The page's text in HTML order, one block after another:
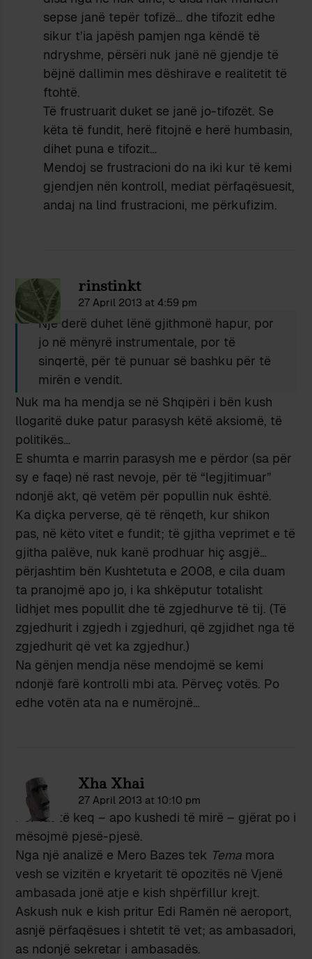
sepse janë tepër tofizë… dhe tifozit edhe
sikur t’ia japësh pamjen nga këndë të
ndryshme, përsëri nuk janë në gjendje të
bëjnë dallimin mes dëshirave e realitetit të
ftohtë.
Të frustruarit duket se janë jo-tifozët. Se
këta të fundit, herë fitojnë e herë humbasin,
dihet puna e tifozit…
Mendoj se frustracioni do na iki kur të kemi
gjendjen nën kontroll, mediat përfaqësuesit,
andaj na lind frustracioni, me përkufizim.
rinstinkt
27 April 2013 at 4:59 pm
Një derë duhet lënë gjithmonë hapur, por
jo në mënyrë instrumentale, por të
sinqertë, për të punuar së bashku për të
mirën e vendit.
Nuk ma ha mendja se në Shqipëri i bën kush
llogaritë duke patur parasysh këtë aksiomë, të
politikës…
E shumta e marrin parasysh me e përdor (sa për
sy e faqe) në rast nevoje, për të “legjitimuar”
ndonjë akt, që vetëm për popullin nuk është.
Ka diçka perverse, që të rënqeth, kur shikon
pas, në këto vitet e fundit; të gjitha veprimet e të
gjitha palëve, nuk kanë prodhuar hiç asgjë…
përjashtim bën Kushtetuta e 2008, e cila duam
ta pranojmë apo jo, i ka shkëputur totalisht
lidhjet mes popullit dhe të zgjedhurve të tij. (Të
zgjedhurit i zgjedh i zgjedhuri, që zgjidhet nga të
zgjedhurit që vet ka zgjedhur.)
Na gënjen mendja nëse mendojmë se kemi
ndonjë farë kontrolli mbi ata. Përveç votës. Po
edhe votën ata na e numërojnë…
Xha Xhai
27 April 2013 at 10:10 pm
Për fat të keq – apo kushedi të mirë – gjërat po i
mësojmë pjesë-pjesë.
Nga një analizë e Mero Bazes tek Tema mora
vesh se vizitën e kryetarit të opozitës në Vjenë
ambasada jonë atje e kish shpërfillur krejt.
Askush nuk e kish pritur Edi Ramën në aeroport,
asnjë përfaqësues i shtetit të vet; as ambasadori,
as ndonjë sekretar i ambasadës.